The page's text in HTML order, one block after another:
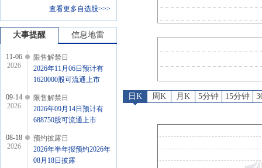
查看更多自选股>>>
大事提醒 信息地雷
11-06
2026
限售解禁日
2026年11月06日预计有
1620000股可流通上市
09-14
2026
限售解禁日
2026年09月14日预计有
688750股可流通上市
08-18
2026
预约披露日
2026年半年报预约2026年
08月18日披露
大宗交易：2026年08月07日共
日K 周K 月K 5分钟 15分钟